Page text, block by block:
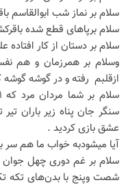
سلام بر نماز شب ابوالقاسم
سلام برپاهای قطع شده
سلام بر دستان از کار
وسلام بر همرزمان و هم
ازقلبم رفته و در گوشه
سنگر جان پناه زیر باران
عشق بازی کردید .
آیا میشودبه خواب ما هم سر
سلام بر غم دوری چهل جوان
شصت و‌پنج با بدن‌های تکه